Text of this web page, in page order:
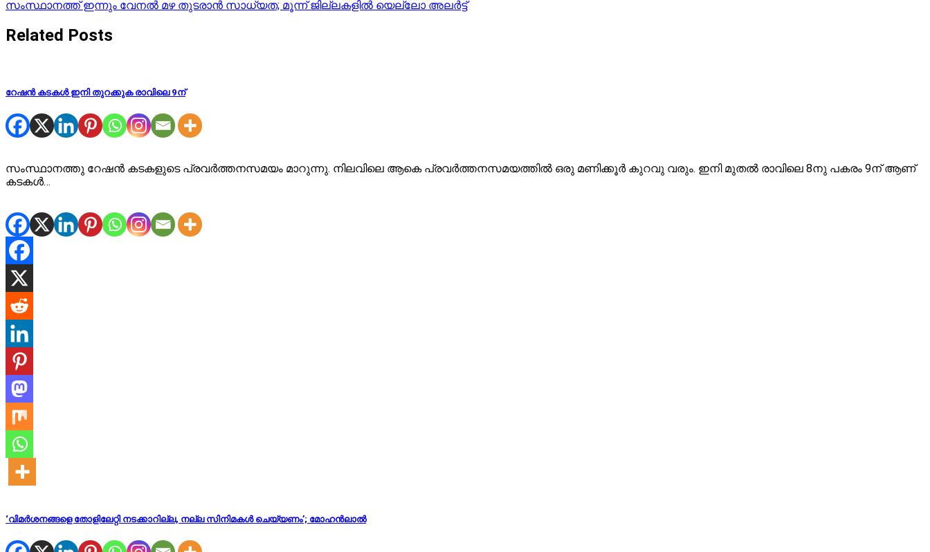
navigation
സംസ്ഥാനത്ത് ഇന്നും വേനൽ മഴ തുടരാൻ സാധ്യത; മൂന്ന് ജില്ലകളിൽ യെല്ലോ അലർട്ട്
Related Posts
റേഷൻ കടകൾ ഇനി തുറക്കുക രാവിലെ 9ന്
സംസ്ഥാനത്തു റേഷൻ കടകളുടെ പ്രവർത്തനസമയം മാറുന്നു. നിലവിലെ ആകെ പ്രവർത്തനസമയത്തിൽ ഒരു മണിക്കൂർ കുറവു വരും. ഇനി മുതൽ രാവിലെ 8നു പകരം 9ന് ആണ്
കടകൾ…
‘വിമർശനങ്ങളെ തോളിലേറ്റി നടക്കാറില്ല, നല്ല സിനിമകൾ ചെയ്യണം’; മോഹൻലാൽ